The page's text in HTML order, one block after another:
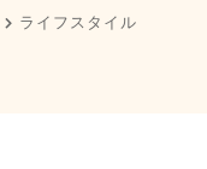
ライフスタイル